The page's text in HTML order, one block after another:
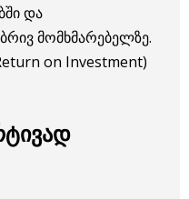
და
მომხმარებელზე.
on Investment)